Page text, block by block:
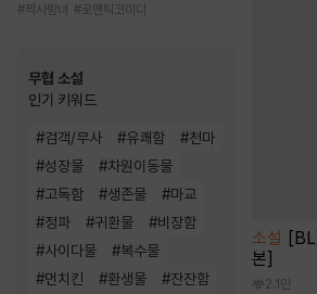
#짝사랑녀 #로맨틱코미디
무협 소설
인기 키워드
#검객/무사 #유쾌함 #천마
#성장물 #차원이동물
#고독함 #생존물 #마교
#정파 #귀환물 #비장함
#사이다물 #복수물
#먼치킨 #환생물 #잔잔함
소설
본]
2.1만